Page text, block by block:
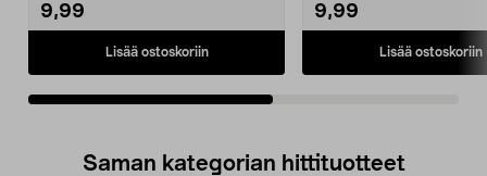
9,99
Lisää ostoskoriin
9,99
Lisää ostoskoriin
Saman kategorian hittituotteet